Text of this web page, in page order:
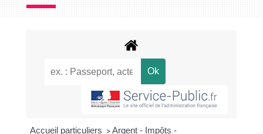
Accueil particuliers > Argent - Impôts -